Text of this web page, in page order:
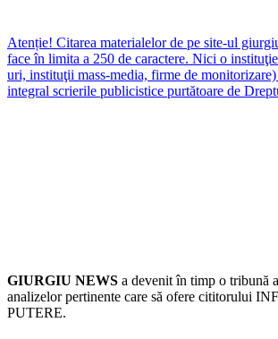
Atenție! Citarea materialelor de pe site-ul
face în limita a 250 de caractere. Nici o
uri, instituţii mass-media, firme de
integral scrierile publicistice purtătoare de
GIURGIU NEWS a devenit în timp o tribună
analizelor pertinente care să ofere cititorului
PUTERE.